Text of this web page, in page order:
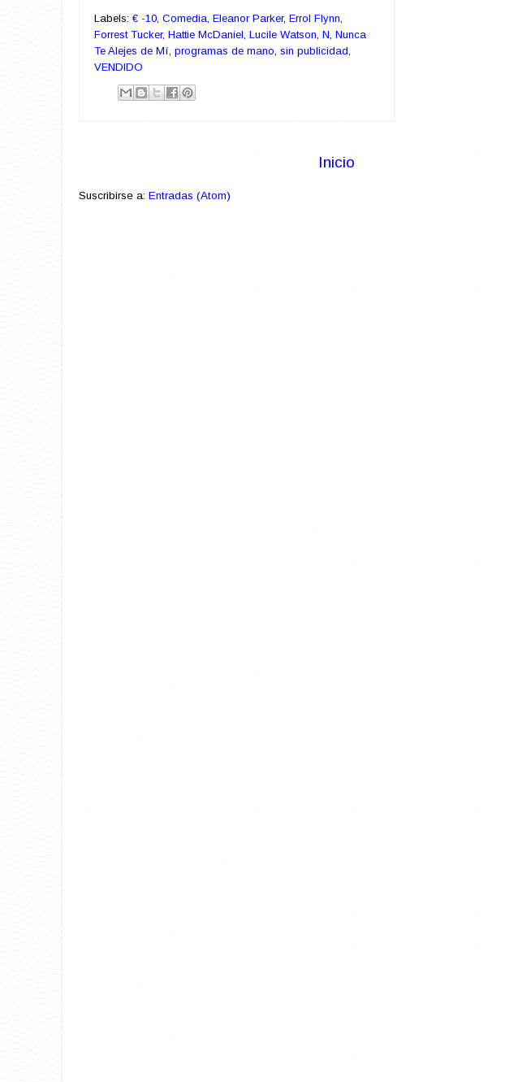
Labels: € -10 Comedia Eleanor Parker, Errol Flynn
Forrest Tucker, Hattie McDaniel Lucile Watson N Nunca
Te Alejes de Mí programas de mano sin publicidad
VENDIDO
Inicio
Suscribirse a: Entradas (Atom)